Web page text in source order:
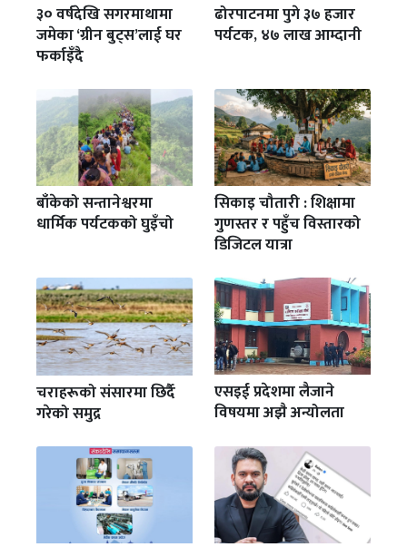
३० वर्षदेखि सगरमाथामा
जमेका ‘ग्रीन बुट्स’लाई घर
फर्काइँदै
ढोरपाटनमा पुगे ३७ हजार
पर्यटक, ४७ लाख आम्दानी
बाँकेको सन्तानेश्वरमा
धार्मिक पर्यटकको घुइँचो
सिकाइ चौतारी : शिक्षामा
गुणस्तर र पहुँच विस्तारको
डिजिटल यात्रा
चराहरूको संसारमा छिर्दै
गरेको समुद्र
एसइई प्रदेशमा लैजाने
विषयमा अझै अन्योलता